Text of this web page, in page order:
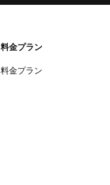
料金プラン
料金プラン